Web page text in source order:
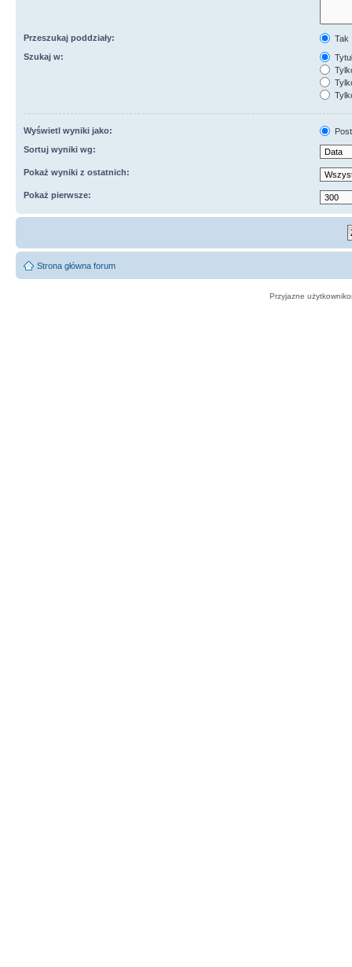
Przeszukaj poddziały:
Tak
Szukaj w:
Wyświetl wyniki jako:
Sortuj wyniki wg:
Pokaż wyniki z ostatnich:
Pokaż pierwsze:
Strona główna forum
Przyjazne